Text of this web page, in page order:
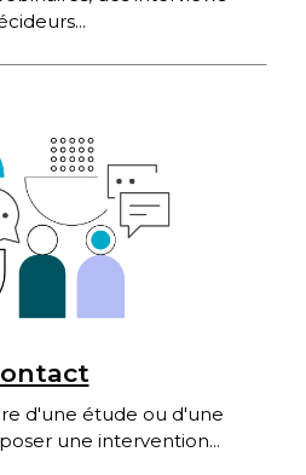
d'une étude ou d'une
une intervention...